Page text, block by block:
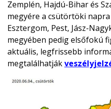
Zemplén, Hajdú-Bihar és
megyére a csütörtöki
Esztergom, Pest, Jász-
megyében pedig elsőfokú
aktuális, legfrissebb
megtalálhatják